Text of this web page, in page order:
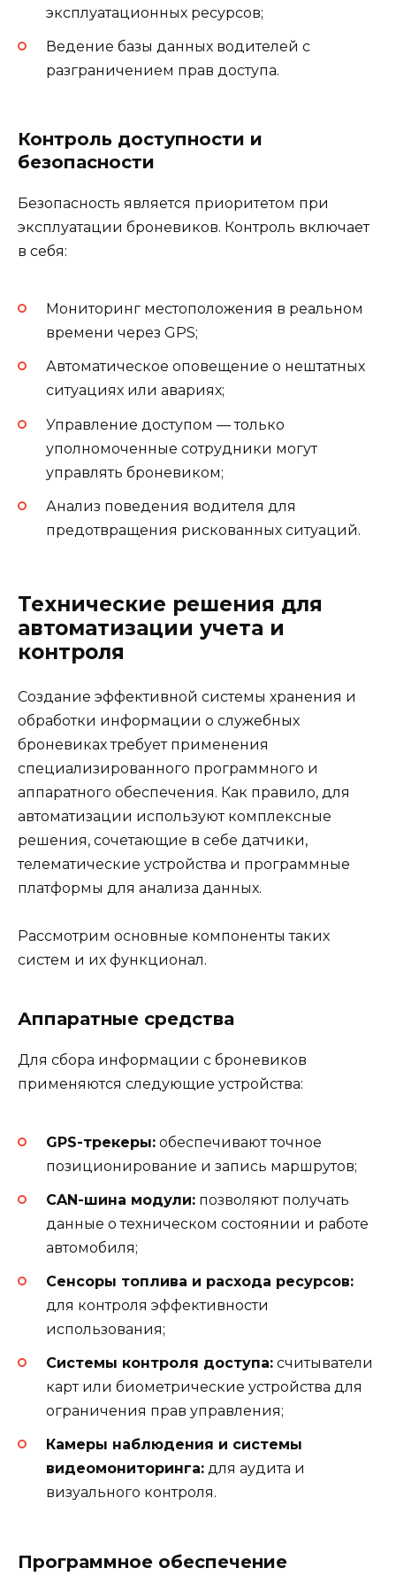
эксплуатационных ресурсов;
Ведение базы данных водителей с
разграничением прав доступа.
Контроль доступности и
безопасности
Безопасность является приоритетом при
эксплуатации броневиков. Контроль включает
в себя:
Мониторинг местоположения в реальном
времени через GPS;
Автоматическое оповещение о нештатных
ситуациях или авариях;
Управление доступом — только
уполномоченные сотрудники могут
управлять броневиком;
Анализ поведения водителя для
предотвращения рискованных ситуаций.
Технические решения для
автоматизации учета и
контроля
Создание эффективной системы хранения и
обработки информации о служебных
броневиках требует применения
специализированного программного и
аппаратного обеспечения. Как правило, для
автоматизации используют комплексные
решения, сочетающие в себе датчики,
телематические устройства и программные
платформы для анализа данных.
Рассмотрим основные компоненты таких
систем и их функционал.
Аппаратные средства
Для сбора информации с броневиков
применяются следующие устройства:
GPS-трекеры: обеспечивают точное
позиционирование и запись маршрутов;
CAN-шина модули: позволяют получать
данные о техническом состоянии и работе
автомобиля;
Сенсоры топлива и расхода ресурсов:
для контроля эффективности
использования;
Системы контроля доступа: считыватели
карт или биометрические устройства для
ограничения прав управления;
Камеры наблюдения и системы
видеомониторинга: для аудита и
визуального контроля.
Программное обеспечение